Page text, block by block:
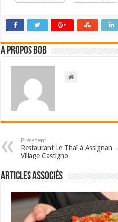
A propos bOb
Précedent
Restaurant Le Thaï à Assignan –
Village Castigno
Articles associés